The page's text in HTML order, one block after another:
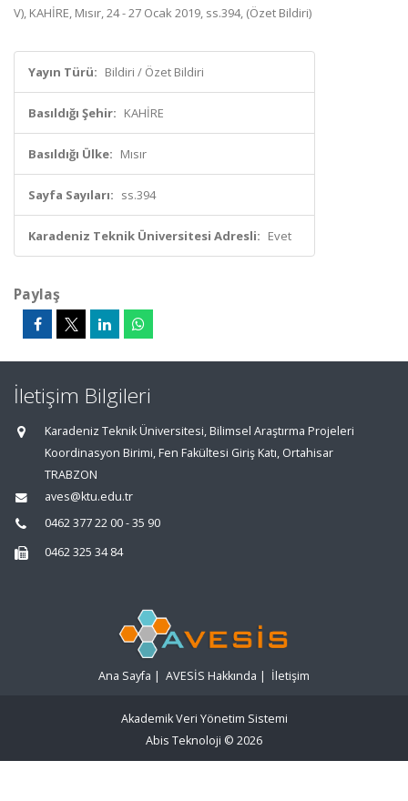
V), KAHİRE, Mısır, 24 - 27 Ocak 2019, ss.394, (Özet Bildiri)
Yayın Türü: Bildiri / Özet Bildiri
Basıldığı Şehir: KAHİRE
Basıldığı Ülke: Mısır
Sayfa Sayıları: ss.394
Karadeniz Teknik Üniversitesi Adresli: Evet
Paylaş
İletişim Bilgileri
Karadeniz Teknik Üniversitesi, Bilimsel Araştırma Projeleri
Koordinasyon Birimi, Fen Fakültesi Giriş Katı, Ortahisar
TRABZON
aves@ktu.edu.tr
0462 377 22 00 - 35 90
0462 325 34 84
Ana Sayfa | AVESİS Hakkında | İletişim
Akademik Veri Yönetim Sistemi
Abis Teknoloji © 2026